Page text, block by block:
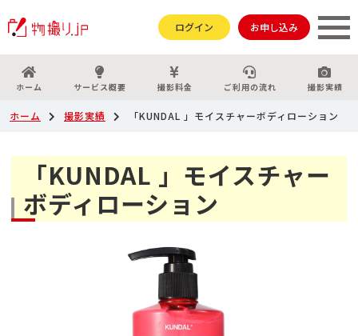
ログイン お申し込み
ホーム サービス概要 撮影料金 ご利用の流れ 撮影実績
ホーム 撮影実績 「KUNDAL 」モイスチャーボディローション
「KUNDAL 」モイスチャー
ボディローション